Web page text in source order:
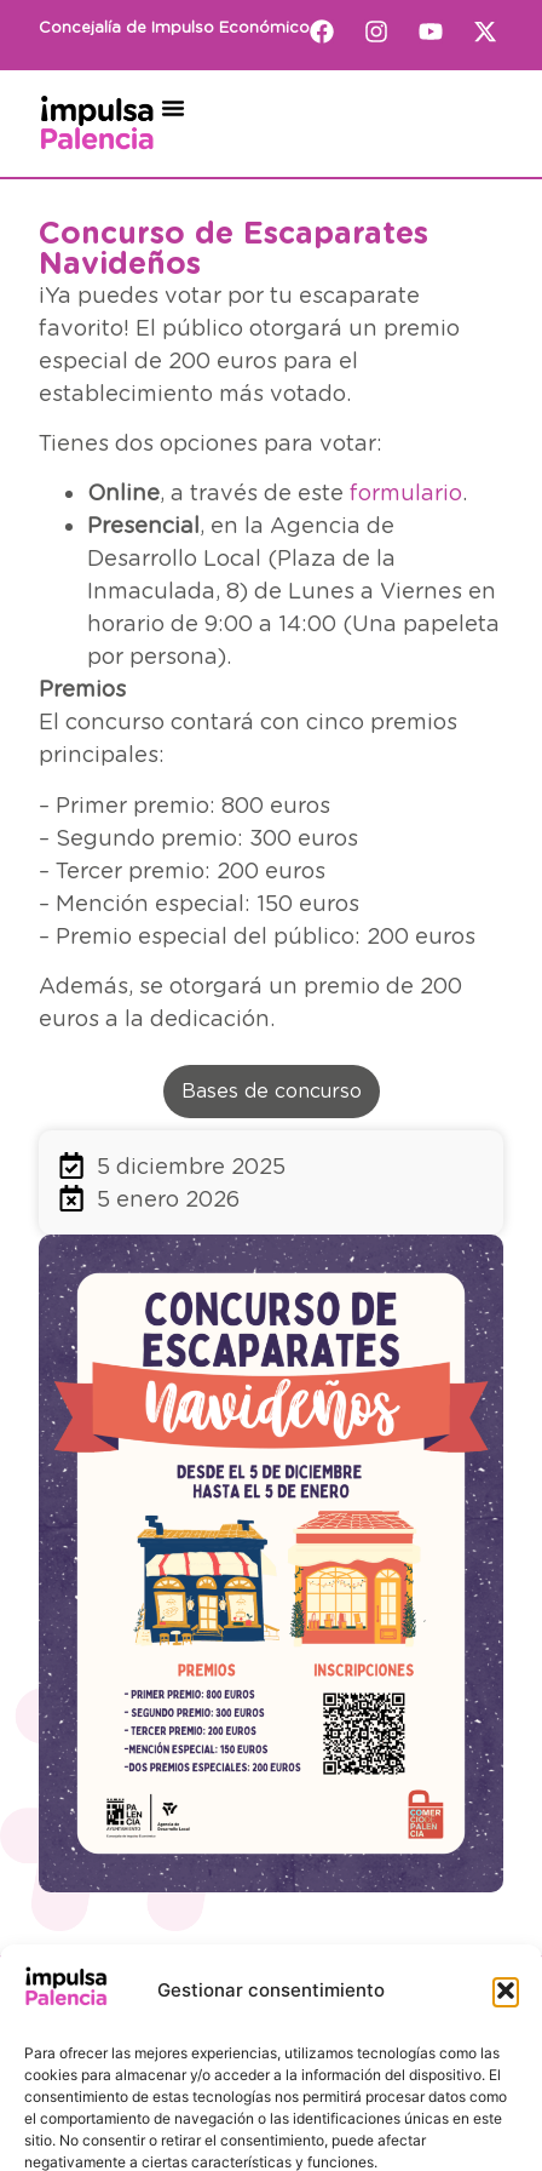
Gestionar consentimiento
Para ofrecer las mejores experiencias, utilizamos tecnologías como las
cookies para almacenar y/o acceder a la información del dispositivo. El
consentimiento de estas tecnologías nos permitirá procesar datos como
el comportamiento de navegación o las identificaciones únicas en este
sitio. No consentir o retirar el consentimiento, puede afectar
negativamente a ciertas características y funciones.
Concejalía de Impulso Económico
Concurso de Escaparates
Navideños
¡Ya puedes votar por tu escaparate
favorito! El público otorgará un premio
especial de 200 euros para el
establecimiento más votado.
Tienes dos opciones para votar:
Online, a través de este formulario.
Presencial, en la Agencia de
Desarrollo Local (Plaza de la
Inmaculada, 8) de Lunes a Viernes en
horario de 9:00 a 14:00 (Una papeleta
por persona).
Premios
El concurso contará con cinco premios
principales:
– Primer premio: 800 euros
– Segundo premio: 300 euros
– Tercer premio: 200 euros
– Mención especial: 150 euros
– Premio especial del público: 200 euros
Además, se otorgará un premio de 200
euros a la dedicación.
Bases de concurso
5 diciembre 2025
5 enero 2026
INTERÉS
Ayuntamiento de
Palencia
Agencia de
Desarrollo Local
DE
CONTACTO
Pl. de la
Inmaculada, 8,
34001 Palencia